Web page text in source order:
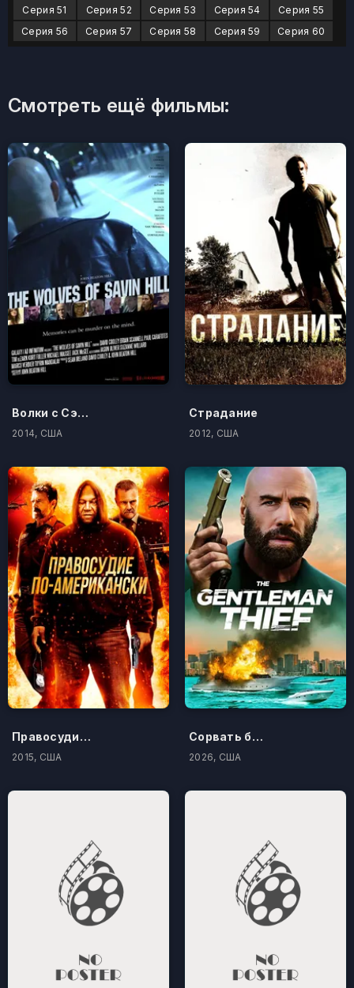
Серия 51 Серия 52 Серия 53 Серия 54
Серия 55
Серия 56
Серия 57 Серия 58 Серия 59 Серия 60
Смотреть ещё фильмы:
Волки с Сэйвин-Хилл
2014, США
Страдание
2012, США
Правосудие по-американски
2015, США
Сорвать банк 3: Вор-джентльмен
2026, США